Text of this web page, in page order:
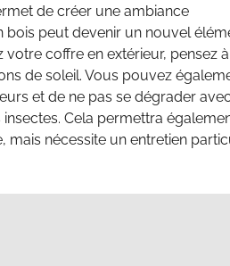
de créer une ambiance
bois peut devenir un nouvel
coffre en extérieur, pensez à
de soleil. Vous pouvez
et de ne pas se dégrader
Cela permettra
mais nécessite un entretien